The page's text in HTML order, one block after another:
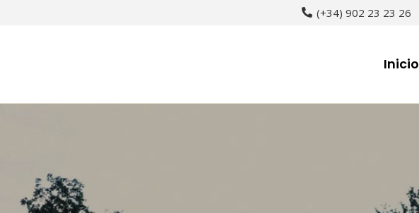
(+34) 902 23 23 26
Inicio